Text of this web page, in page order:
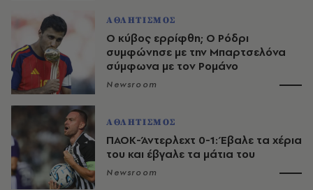
ΑΘΛΗΤΙΣΜΟΣ
O κύβος ερρίφθη; Ο Ρόδρι
συμφώνησε με την Μπαρτσελόνα
σύμφωνα με τον Ρομάνο
Newsroom
ΑΘΛΗΤΙΣΜΟΣ
ΠΑΟΚ-Άντερλεχτ 0-1: Έβαλε τα χέρια
του και έβγαλε τα μάτια του
Newsroom